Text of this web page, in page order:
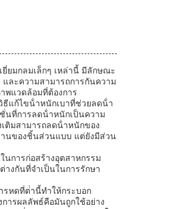
ยี่ยมกลมเล็กๆ เหล่านี้ มีลักษณะ
ละความสามารถการกันความ
พแวดล้อมที่ต้องการ
ธีแก้ไขน้ําหนักเบาที่ช่วยลดน้ํา
นที่การลดน้ําหนักเป็นความ
ติมสามารถลดน้ําหนักของ
านของชิ้นส่วนแบบ แต่ยังมีส่วน
การก่อสร้างอุตสาหกรรม
งกันที่จําเป็นในการรักษา
รหดที่ต่ํานี้ทําให้กระบอก
ารผลลัพธ์คือมันถูกใช้อย่าง